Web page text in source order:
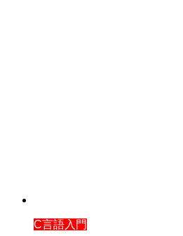
C言語入門